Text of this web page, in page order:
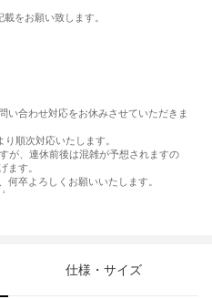
をお願い致します。
い合わせ対応をお休みさせていただきま
順次対応いたします。
が、連休前後は混雑が予想されますの
ます。
何卒よろしくお願いいたします。
仕様・サイズ